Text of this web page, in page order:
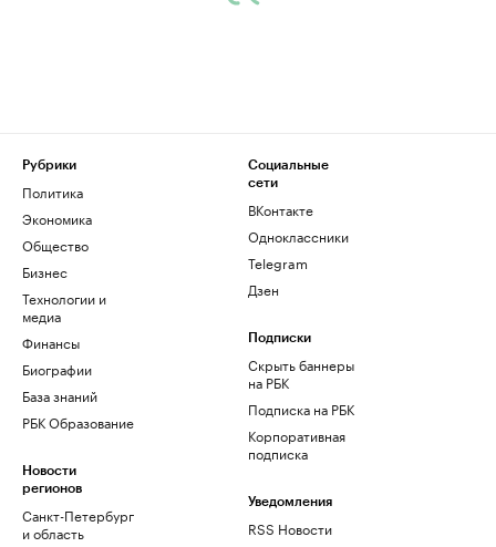
Рубрики
Политика
Экономика
Общество
Бизнес
Технологии и
медиа
Финансы
Биографии
База знаний
РБК Образование
Новости
регионов
Санкт-Петербург
и область
Социальные
сети
ВКонтакте
Одноклассники
Telegram
Дзен
Подписки
Скрыть баннеры
на РБК
Подписка на РБК
Корпоративная
подписка
Уведомления
RSS Новости